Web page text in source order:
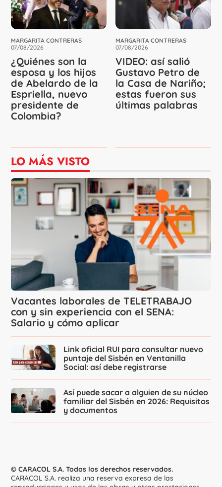
MARGARITA CONTRERAS
07/08/2026
¿Quiénes son la
esposa y los hijos
de Abelardo de la
Espriella, nuevo
presidente de
Colombia?
MARGARITA CONTRERAS
07/08/2026
VIDEO: así salió
Gustavo Petro de
la Casa de Nariño;
estas fueron sus
últimas palabras
LO MÁS VISTO
Vacantes laborales de TELETRABAJO
con y sin experiencia con el SENA:
Salario y cómo aplicar
Link oficial RUI para consultar nuevo
puntaje del Sisbén en Ventanilla
Social: así debe registrarse
Así puede sacar a alguien de su núcleo
familiar del Sisbén en 2026: Requisitos
y documentos
© CARACOL S.A. Todos los derechos reservados.
CARACOL S.A. realiza una reserva expresa de las